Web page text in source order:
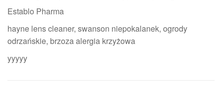
Establo Pharma
hayne lens cleaner, swanson niepokalanek, ogrody
odrzańskie, brzoza alergia krzyżowa
yyyyy